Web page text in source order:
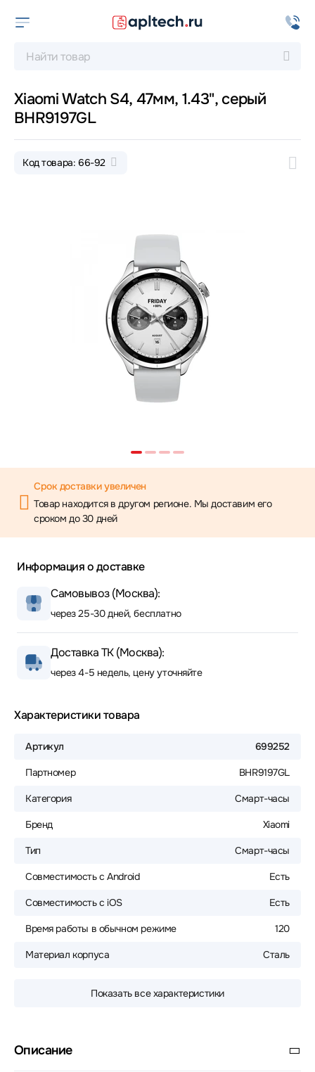
Xiaomi Watch S4, 47мм, 1.43", серый
BHR9197GL
Код товара: 66-92
Срок доставки увеличен
Товар находится в другом регионе. Мы доставим его
сроком до 30 дней
Информация о доставке
Самовывоз (Москва):
через 25-30 дней, бесплатно
Доставка ТК (Москва):
через 4-5 недель, цену уточняйте
Характеристики товара
Артикул 699252
Партномер BHR9197GL
Категория Смарт-часы
Бренд Xiaomi
Тип Смарт-часы
Совместимость с Android Есть
Совместимость с iOS Есть
Время работы в обычном режиме 120
Материал корпуса Сталь
Показать все характеристики
Описание